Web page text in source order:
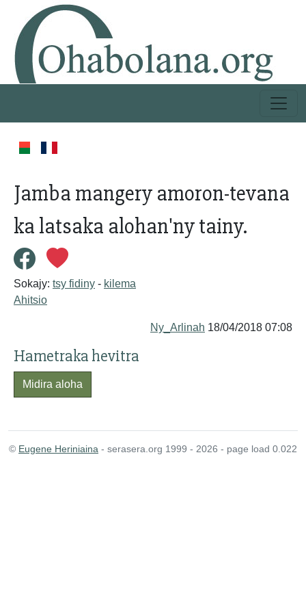
Jamba mangery amoron-tevana
ka latsaka alohan'ny tainy.
Sokajy: tsy fidiny - kilema
Ahitsio
Ny_Arlinah 18/04/2018 07:08
Hametraka hevitra
Midira aloha
© Eugene Heriniaina - serasera.org 1999 - 2026 - page load 0.022